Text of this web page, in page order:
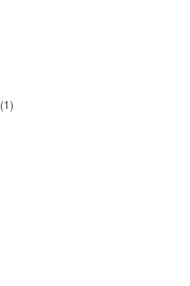
(1)